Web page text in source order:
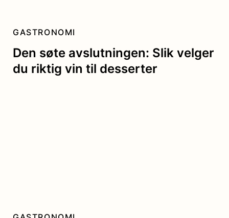
Den søte avslutningen: Slik velger
du riktig vin til desserter
GASTRONOMI